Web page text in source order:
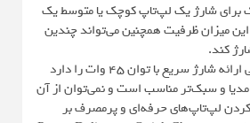
برای شارژ یک لپ‌تاپ کوچک یا متوسط یک
میزان ظرفیت همچنین می‌تواند چندین
کند.
این پاوربانک کلومن توانایی ارائه شارژ سریع با توان 45 وات را دارد
مدیا و سبک‌تر مناسب است و نمی‌توان از آن
لپ‌تاپ‌های حرفه‌ای و پرمصرف بر